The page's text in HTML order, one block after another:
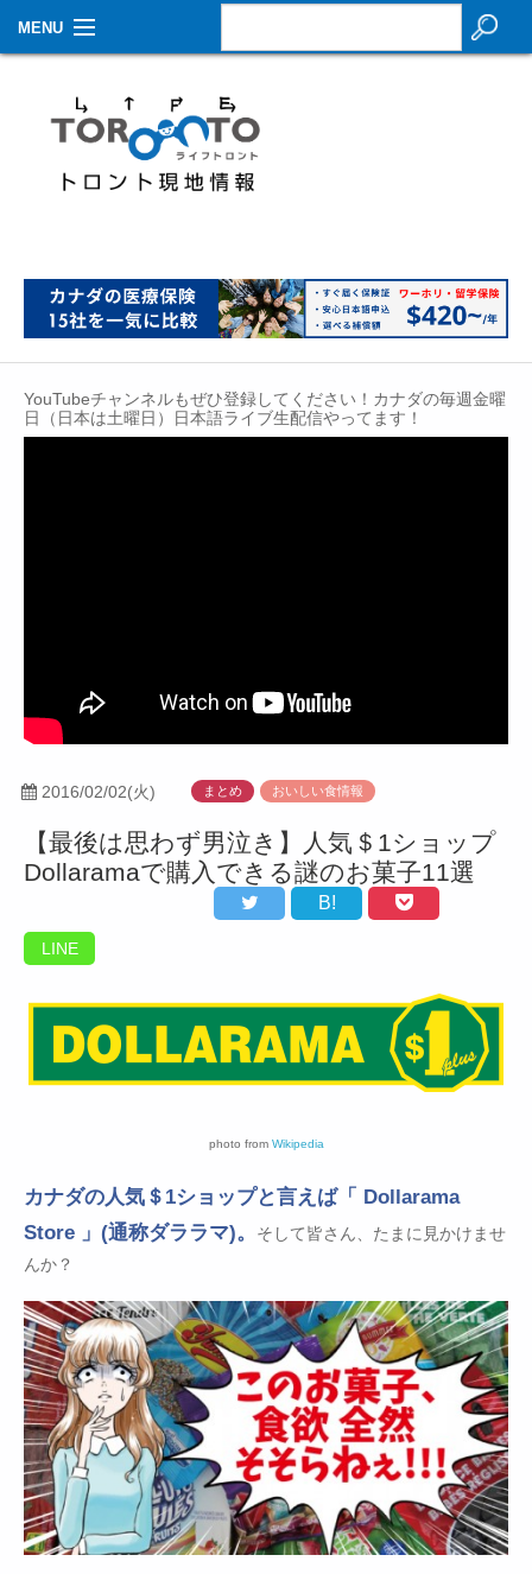
MENU
生活情報
その他
イベントカレンダー
Contact
YouTubeチャンネルもぜひ登録してください！カナダの毎週金曜
日（日本は土曜日）日本語ライブ生配信やってます！
2016/02/02(火) まとめ おいしい食情報
【最後は思わず男泣き】人気＄1ショップ
Dollaramaで購入できる謎のお菓子11選
B!
LINE
photo from Wikipedia
カナダの人気＄1ショップと言えば「 Dollarama
Store 」(通称ダララマ)。
そして皆さん、たまに見かけませ
んか？